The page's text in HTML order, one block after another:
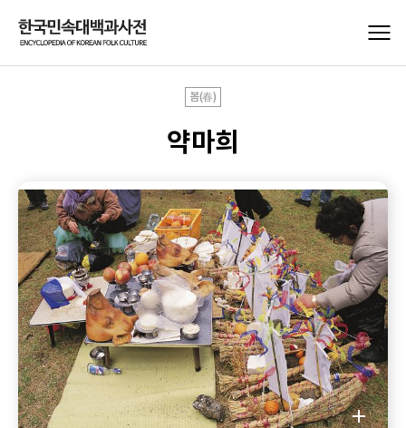
봄(春)
약마희